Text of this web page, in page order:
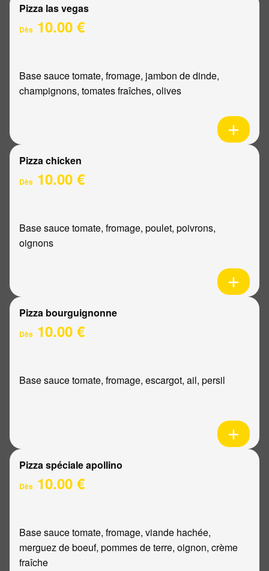
Pizza las vegas
Dès 10.00 €
Base sauce tomate, fromage, jambon de dinde,
champignons, tomates fraîches, olives
Pizza chicken
Dès 10.00 €
Base sauce tomate, fromage, poulet, poivrons,
oignons
Pizza bourguignonne
Dès 10.00 €
Base sauce tomate, fromage, escargot, ail, persil
Pizza spéciale apollino
Dès 10.00 €
Base sauce tomate, fromage, viande hachée,
merguez de boeuf, pommes de terre, oignon, crème
fraîche